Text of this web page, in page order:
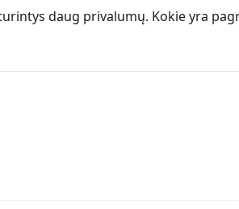
daug privalumų. Kokie yra
technologija suteikia drėkinantį